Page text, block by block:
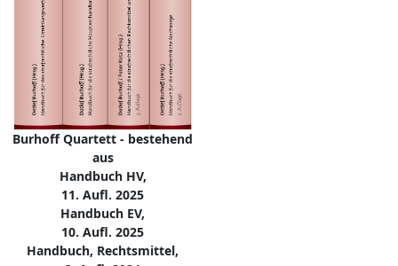
Burhoff Quartett - bestehend
aus
Handbuch HV,
11. Aufl. 2025
Handbuch EV,
10. Aufl. 2025
Handbuch, Rechtsmittel,